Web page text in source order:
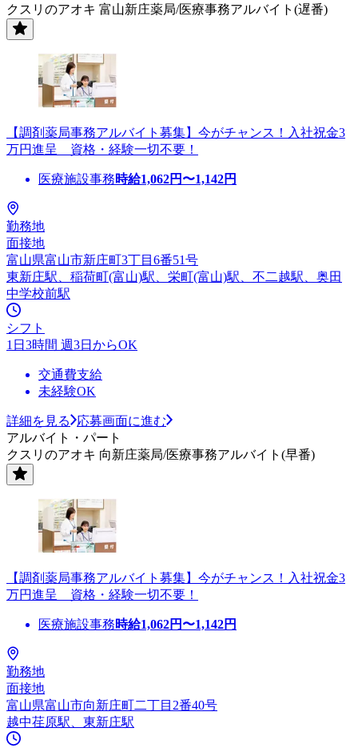
クスリのアオキ 富山新庄薬局/医療事務アルバイト(遅番)
【調剤薬局事務アルバイト募集】今がチャンス！入社祝金3
万円進呈 資格・経験一切不要！
医療施設事務時給1,062円〜1,142円
勤務地
面接地
富山県富山市新庄町3丁目6番51号
東新庄駅、稲荷町(富山)駅、栄町(富山)駅、不二越駅、奥田
中学校前駅
シフト
1日3時間 週3日からOK
交通費支給
未経験OK
詳細を見る
応募画面に進む
アルバイト・パート
クスリのアオキ 向新庄薬局/医療事務アルバイト(早番)
【調剤薬局事務アルバイト募集】今がチャンス！入社祝金3
万円進呈 資格・経験一切不要！
医療施設事務時給1,062円〜1,142円
勤務地
面接地
富山県富山市向新庄町二丁目2番40号
越中荏原駅、東新庄駅